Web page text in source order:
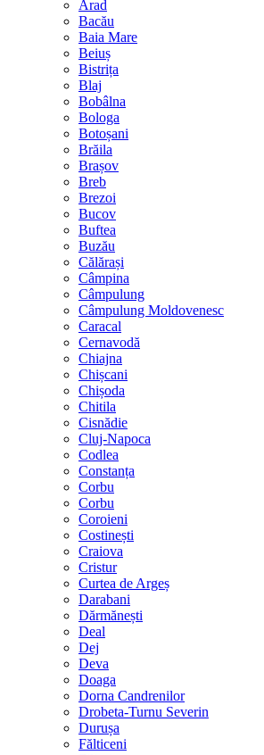
Arad
Bacău
Baia Mare
Beiuș
Bistrița
Blaj
Bobâlna
Bologa
Botoșani
Brăila
Brașov
Breb
Brezoi
Bucov
Buftea
Buzău
Călărași
Câmpina
Câmpulung
Câmpulung Moldovenesc
Caracal
Cernavodă
Chiajna
Chișcani
Chișoda
Chitila
Cisnădie
Cluj-Napoca
Codlea
Constanța
Corbu
Corbu
Coroieni
Costinești
Craiova
Cristur
Curtea de Argeș
Darabani
Dărmănești
Deal
Dej
Deva
Doaga
Dorna Candrenilor
Drobeta-Turnu Severin
Durușa
Fălticeni